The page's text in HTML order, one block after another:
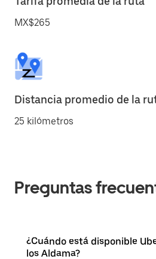
MX$265
Distancia promedio de la
25 kilómetros
Preguntas
¿Cuándo está disponible
los Aldama?